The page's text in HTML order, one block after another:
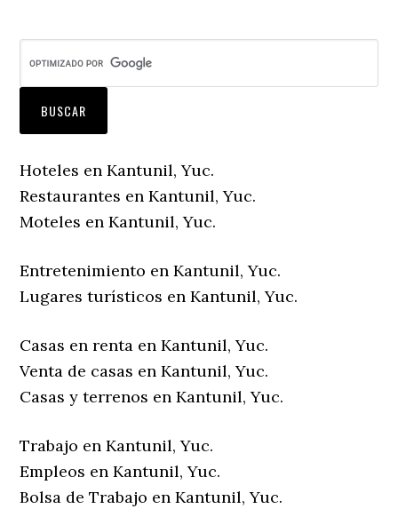
Hoteles en Kantunil, Yuc.
Restaurantes en Kantunil, Yuc.
Moteles en Kantunil, Yuc.
Entretenimiento en Kantunil, Yuc.
Lugares turísticos en Kantunil, Yuc.
Casas en renta en Kantunil, Yuc.
Venta de casas en Kantunil, Yuc.
Casas y terrenos en Kantunil, Yuc.
Trabajo en Kantunil, Yuc.
Empleos en Kantunil, Yuc.
Bolsa de Trabajo en Kantunil, Yuc.